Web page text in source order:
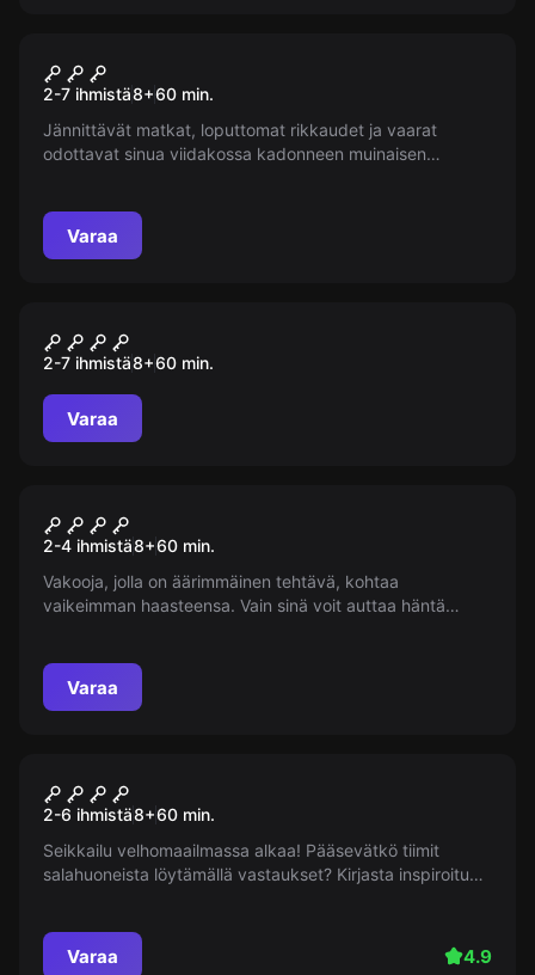
Indiana Jones ja kadonnut
temppeli
2-7 ihmistä8+60 min.
Jännittävät matkat, loputtomat rikkaudet ja vaarat
odottavat sinua viidakossa kadonneen muinaisen
Varaa
Maa-alune impeerium
2-7 ihmistä8+60 min.
Varaa
TRUST
2-4 ihmistä8+60 min.
Vakooja, jolla on äärimmäinen tehtävä, kohtaa
vaikeimman haasteensa. Vain sinä voit auttaa häntä
saa joutua vääriin käsiin. Oletko valmis ottamaan tämän
haasteen vastaan?
Varaa
Velhojen koulu
2-6 ihmistä8+60 min.
Seikkailu velhomaailmassa alkaa! Pääsevätkö tiimit
salahuoneista löytämällä vastaukset? Kirjasta inspiroitu
Varaa 4.9